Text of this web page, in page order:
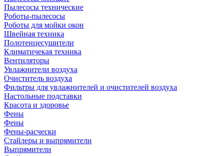
Пылесосы технические
Роботы-пылесосы
Роботы для мойки окон
Швейная техника
Полотенцесушители
Климатичекая техника
Вентиляторы
Увлажнители воздуха
Очиститель воздуха
Фильтры для увлажнителей и очистителей воздуха
Настольные подставки
Красота и здоровье
Фены
Фены
Фены-расчески
Стайлеры и выпрямители
Выпрямители